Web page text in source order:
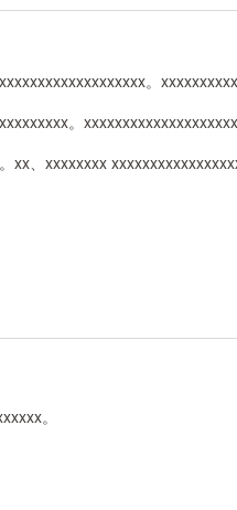
。
。
、xxxxxxxx
。